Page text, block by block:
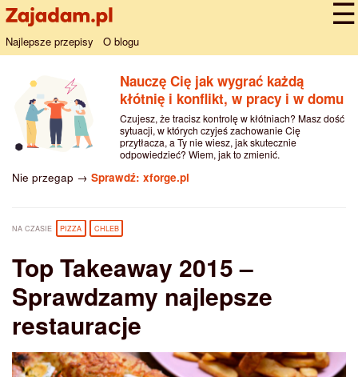
Najlepsze przepisy O blogu
Nauczę Cię jak wygrać każdą
kłótnię i konflikt, w pracy i w domu
Czujesz, że tracisz kontrolę w kłótniach? Masz dość
sytuacji, w których czyjeś zachowanie Cię
przytłacza, a Ty nie wiesz, jak skutecznie
odpowiedzieć? Wiem, jak to zmienić.
Nie przegap → Sprawdź: xforge.pl
NA CZASIE PIZZA CHLEB
Top Takeaway 2015 –
Sprawdzamy najlepsze
restauracje